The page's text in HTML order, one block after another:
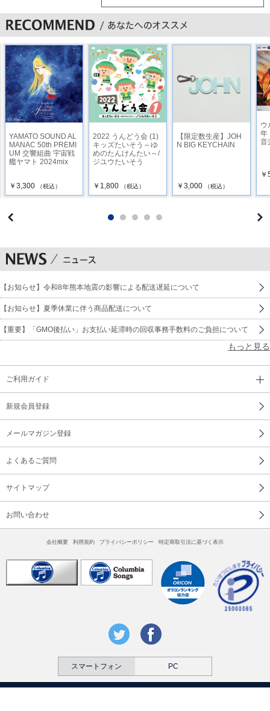
YAMATO SOUND AL
MANAC 50th PREMI
UM 交響組曲 宇宙戦
艦ヤマト 2024mix
￥3,300 （税込）
2022 うんどう会 (1)
キッズたいそう～ゆ
めのたんけんたい～/
ジユウたいそう
￥1,800 （税込）
【限定数生産】JOH
N BIG KEYCHAIN
￥3,000 （税込）
ウ
年
音
【お知らせ】令和8年熊本地震の影響による配送遅延について
【お知らせ】夏季休業に伴う商品配送について
【重要】「GMO後払い」お支払い延滞時の回収事務手数料のご負担について
もっと見る
ご利用ガイド
新規会員登録
メールマガジン登録
よくあるご質問
サイトマップ
お問い合わせ
会社概要 利用規約 プライバシーポリシー 特定商取引法に基づく表示
スマートフォン PC